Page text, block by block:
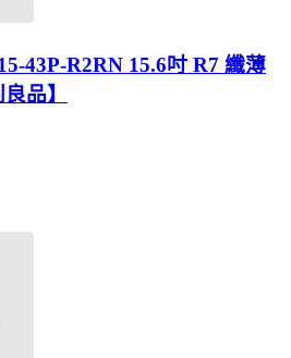
43P-R2RN 15.6吋 R7 纖薄
品】